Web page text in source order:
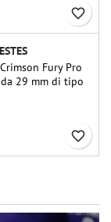
favorite_border
Fury Pro
29 mm di tipo
modellisti
lanci
raffinatafavorite_border